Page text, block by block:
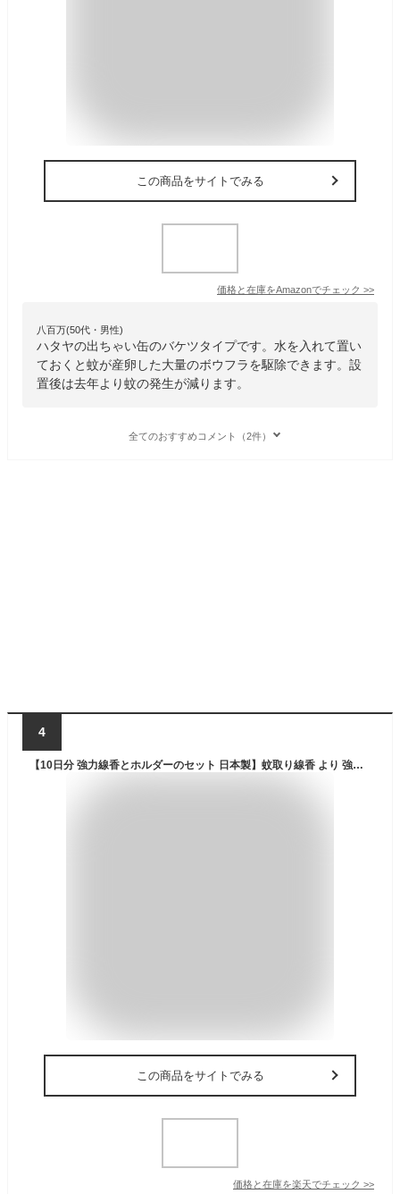
この商品をサイトでみる
価格と在庫をAmazonでチェック >>
八百万(50代・男性)
ハタヤの出ちゃい缶のバケツタイプです。水を入れて置い
ておくと蚊が産卵した大量のボウフラを駆除できます。設
置後は去年より蚊の発生が減ります。
全てのおすすめコメント（2件）
4
【10日分 強力線香とホルダーのセット 日本製】蚊取り線香 より 強力 な 蚊取り 防虫 線香 蚊取り線香ホルダー セット 屋外 アウトドア 散歩 キャンプ 業務用 登山 太巻 ベランダ 山 仕事 林業 最強 富士錦 パワー森林香 赤色 10巻入り 携帯防虫器セット
この商品をサイトでみる
価格と在庫を楽天でチェック >>